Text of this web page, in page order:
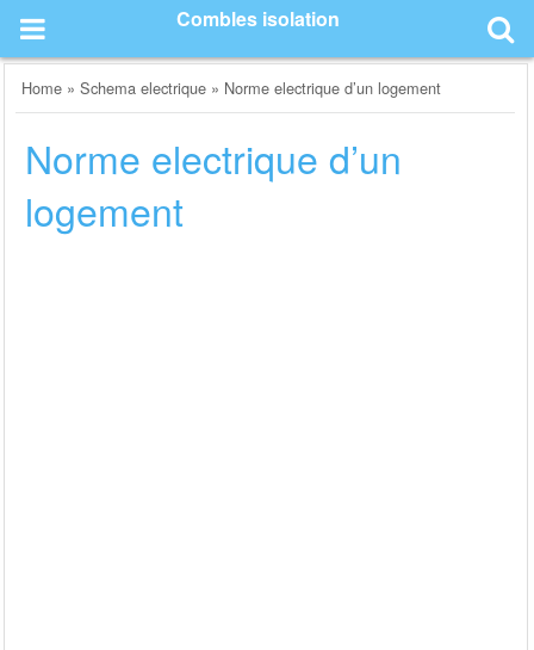
content
Combles isolation
Home »Schema electrique » Norme electrique d’un logement
Norme electrique d’un
logement